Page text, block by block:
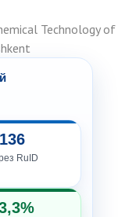
Technology of
136
RuID